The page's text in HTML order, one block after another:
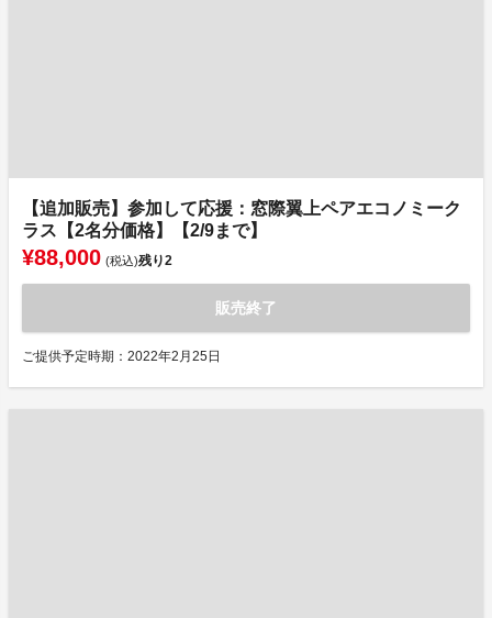
【追加販売】参加して応援：窓際翼上ペアエコノミーク
ラス【2名分価格】【2/9まで】
¥88,000 (税込)残り2
販売終了
ご提供予定時期：2022年2月25日